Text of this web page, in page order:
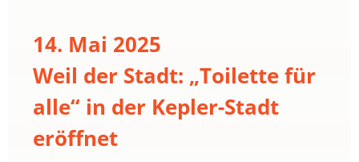
14. Mai 2025
Weil der Stadt: „Toilette für
alle“ in der Kepler-Stadt
eröffnet